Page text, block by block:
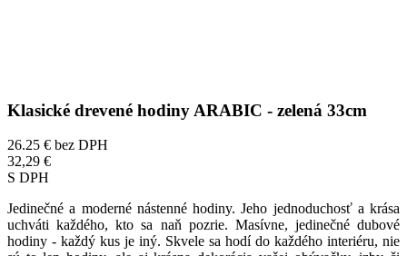
Klasické drevené hodiny ARABIC - zelená 33cm
26.25 € bez DPH
32,29 €
S DPH
Jedinečné a moderné nástenné hodiny. Jeho jednoduchosť a krása
uchváti každého, kto sa naň pozrie. Masívne, jedinečné dubové
hodiny - každý kus je iný. Skvele sa hodí do každého interiéru, nie